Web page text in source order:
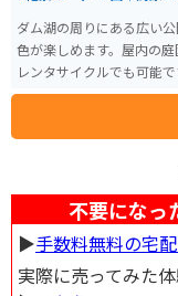
ダム湖の周りにある広い
色が楽しめます。屋内の
レンタサイクルでも可能
っているのでお買い物を
り、道中の景色も見どこ
不要になっ
▶︎手数料無料の宅
実際に売ってみた